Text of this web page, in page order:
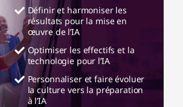
Définir et harmoniser les
résultats pour la mise en
œuvre de l’IA
Optimiser les effectifs et la
technologie pour l’IA
Personnaliser et faire évoluer
la culture vers la préparation
à l’IA